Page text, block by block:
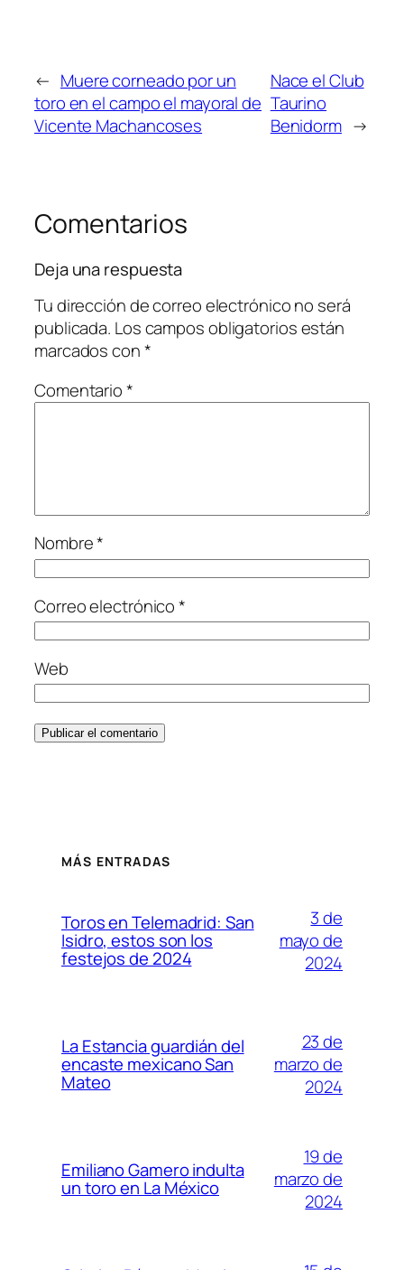
← Muere corneado por un
toro en el campo el mayoral de
Vicente Machancoses
Nace el Club
Taurino
Benidorm →
Comentarios
Deja una respuesta
Tu dirección de correo electrónico no será
publicada. Los campos obligatorios están
marcados con*
Comentario*
Nombre*
Correo electrónico*
Web
MÁS ENTRADAS
Toros en Telemadrid: San
Isidro, estos son los
festejos de 2024
3 de
mayo de
2024
La Estancia guardián del
encaste mexicano San
Mateo
23 de
marzo de
2024
Emiliano Gamero indulta
un toro en La México
19 de
marzo de
2024